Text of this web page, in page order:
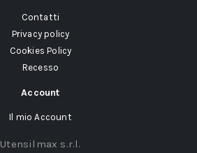
Contatti
Privacy policy
Cookies Policy
Recesso
Account
Il mio Account
Utensilmax s.r.l.